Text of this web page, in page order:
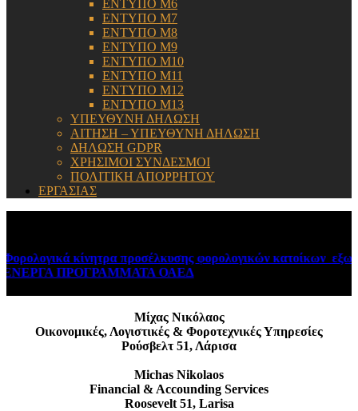
ΕΝΤΥΠΟ Μ6
ΕΝΤΥΠΟ Μ7
ΕΝΤΥΠΟ Μ8
ΕΝΤΥΠΟ Μ9
ΕΝΤΥΠΟ Μ10
ΕΝΤΥΠΟ Μ11
ΕΝΤΥΠΟ Μ12
ΕΝΤΥΠΟ Μ13
ΥΠΕΥΘΥΝΗ ΔΗΛΩΣΗ
ΑΙΤΗΣΗ – ΥΠΕΥΘΥΝΗ ΔΗΛΩΣΗ
ΔΗΛΩΣΗ GDPR
ΧΡΗΣΙΜΟΙ ΣΥΝΔΕΣΜΟΙ
ΠΟΛΙΤΙΚΗ ΑΠΟΡΡΗΤΟΥ
ΕΡΓΑΣΙΑΣ
κίνητρα προσέλκυσης φορολογικών κατοίκων
ΠΡΟΓΡΑΜΜΑΤΑ ΟΑΕΔ August 6, 2026
Μίχας Νικόλαος
Οικονομικές, Λογιστικές & Φοροτεχνικές Υπηρεσίες
Ρούσβελτ 51, Λάρισα
Michas Nikolaos
Financial & Accounding Services
Roosevelt 51, Larisa